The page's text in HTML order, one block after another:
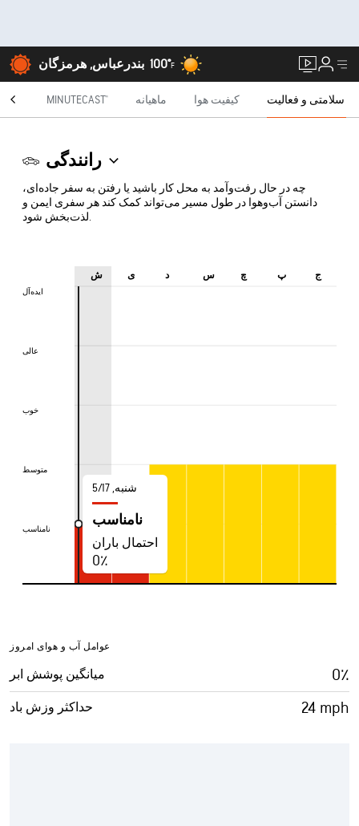
بندرعباس, هرمزگان 100°F
MINUTECAST® ماهیانه کیفیت هوا سلامتی و فعالیت
رانندگی
چه در حال رفت‌وآمد به محل کار باشید یا رفتن به سفر جاده‌ای،
دانستن آب‌وهوا در طول مسیر می‌تواند کمک کند هر سفری ایمن و
لذت‌بخش شود.
ایده‌آل
عالی
خوب
متوسط
نامناسب
ش ی د س چ پ ج
ایده‌آل
عالی
خوب
متوسط
نامناسب
شنبه, 5/17
نامناسب
احتمال باران
0٪
عوامل آب و هوای امروز
میانگین پوشش ابر 0٪
حداکثر وزش باد 24‎ mph